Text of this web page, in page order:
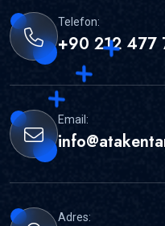
Telefon:
+90 212 477
Email:
Adres: